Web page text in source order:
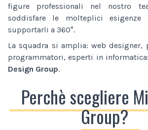
figure professionali nel nostro
soddisfare le molteplici
supportarli a 360°.
La squadra si amplia: web designer,
programmatori, esperti in
Design Group.
Perchè scegliere
Group?